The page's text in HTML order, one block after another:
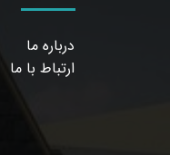
درباره ما
ارتباط با ما